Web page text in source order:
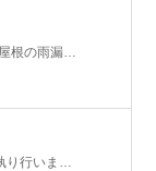
根の雨漏…
り行いま…